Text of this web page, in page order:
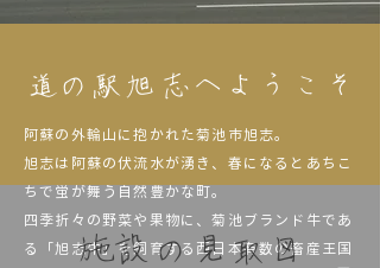
道の駅旭志へようこそ
阿蘇の外輪山に抱かれた菊池市旭志。
旭志は阿蘇の伏流水が湧き、春になるとあちこ
ちで蛍が舞う自然豊かな町。
四季折々の野菜や果物に、菊池ブランド牛であ
る「旭志牛」を飼育する西日本有数の畜産王国
施設の見取図